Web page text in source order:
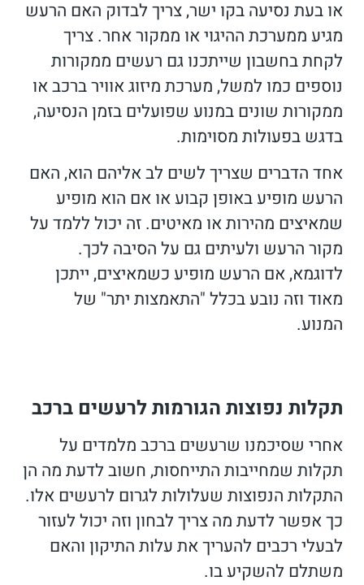
או בעת נסיעה בקו ישר, צריך לבדוק האם הרעש
מגיע ממערכת ההיגוי או ממקור אחר. צריך
לקחת בחשבון שייתכנו גם רעשים ממקורות
נוספים כמו למשל, מערכת מיזוג אוויר ברכב או
ממקורות שונים במנוע שפועלים בזמן הנסיעה,
בדגש בפעולות מסוימות.
אחד הדברים שצריך לשים לב אליהם הוא, האם
הרעש מופיע באופן קבוע או אם הוא מופיע
שמאיצים מהירות או מאיטים. זה יכול ללמד על
מקור הרעש ולעיתים גם על הסיבה לכך.
לדוגמא, אם הרעש מופיע כשמאיצים, ייתכן
מאוד וזה נובע בכלל "התאמצות יתר" של
המנוע.
תקלות נפוצות הגורמות לרעשים ברכב
אחרי שסיכמנו שרעשים ברכב מלמדים על
תקלות שמחייבות התייחסות, חשוב לדעת מה הן
התקלות הנפוצות שעלולות לגרום לרעשים אלו.
כך אפשר לדעת מה צריך לבחון וזה יכול לעזור
לבעלי רכבים להעריך את עלות התיקון והאם
משתלם להשקיע בו.